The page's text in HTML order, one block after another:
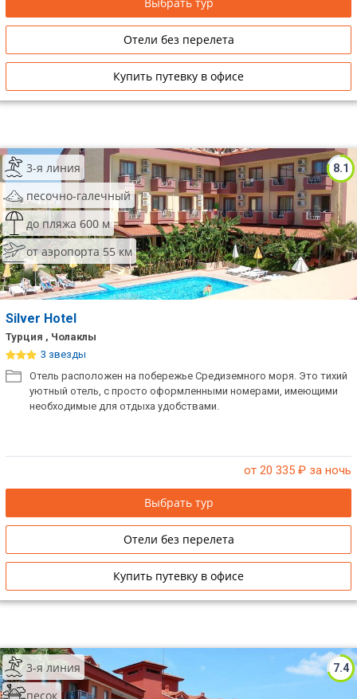
Отели без перелета
Купить путевку в офисе
8.1
3-я линия
песочно-галечный
до пляжа 600 м
от аэропорта 55 км
Silver Hotel
Турция , Чолаклы
3 звезды
Отель расположен на побережье Средиземного моря. Это тихий
уютный отель, с просто оформленными номерами, имеющими
необходимые для отдыха удобствами.
от 20 335 ₽ за ночь
Выбрать тур
Отели без перелета
Купить путевку в офисе
7.4
3-я линия
песок